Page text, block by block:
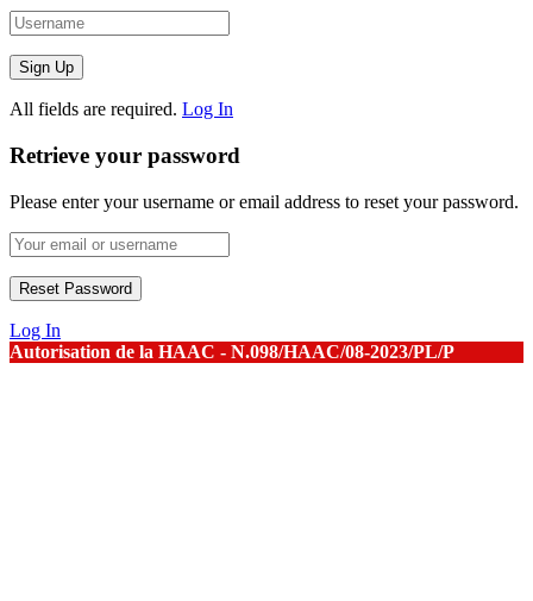
All fields are required. Log In
Retrieve your password
Please enter your username or email address to reset your password.
Log In
Autorisation de la HAAC - N.098/HAAC/08-2023/PL/P